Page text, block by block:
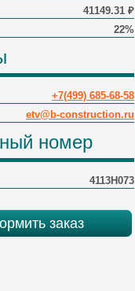
41149.31 ₽
22%
+7(499) 685-68-58
etv@b-construction.ru
номер
4113H073
заказ